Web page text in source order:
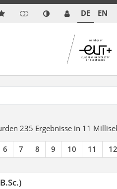
DE EN
235 Ergebnisse in 11
6 7 8 9 10 11 12